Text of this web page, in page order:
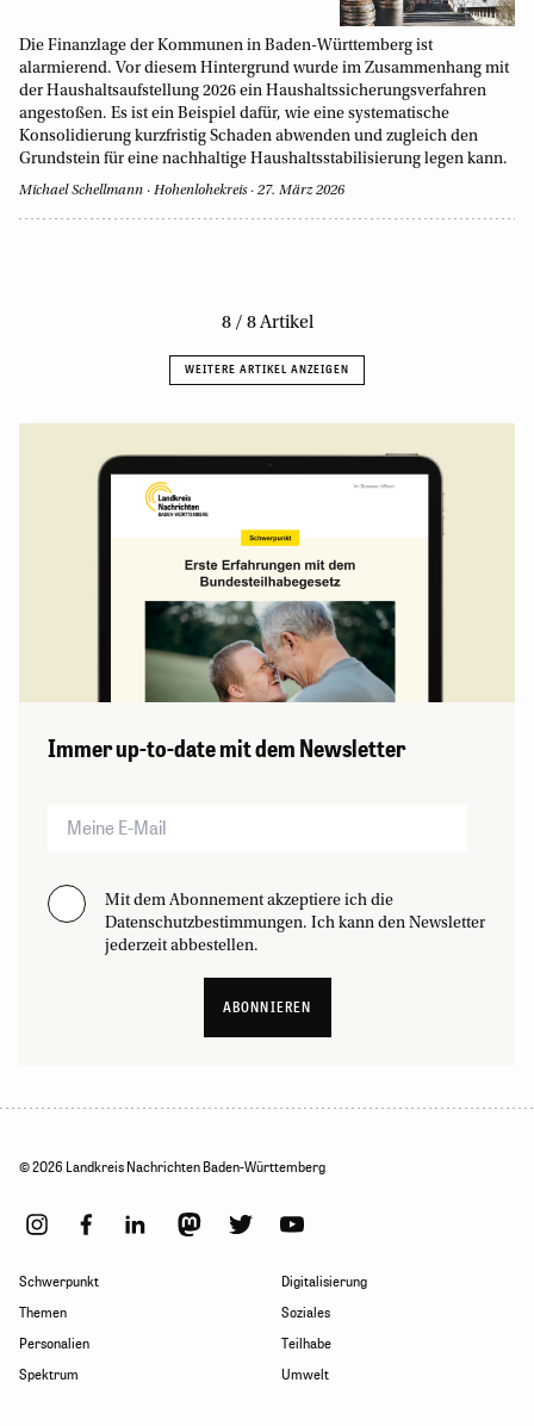
Die Finanzlage der Kommunen in Baden-Württemberg ist
alarmierend. Vor diesem Hintergrund wurde im Zusammenhang mit
der Haushaltsaufstellung 2026 ein Haushaltssicherungsverfahren
angestoßen. Es ist ein Beispiel dafür, wie eine systematische
Konsolidierung kurzfristig Schaden abwenden und zugleich den
Grundstein für eine nachhaltige Haushaltsstabilisierung legen kann.
Michael Schellmann Hohenlohekreis 27. März 2026
Immer up-to-date mit dem Newsletter
Mit dem Abonnement akzeptiere ich die
Datenschutzbestimmungen. Ich kann den Newsletter
jederzeit abbestellen.
ABONNIEREN
Schwerpunkt
Themen
Personalien
Spektrum
Digitalisierung
Soziales
Teilhabe
Umwelt
© 2026 Landkreis Nachrichten Baden-Württemberg